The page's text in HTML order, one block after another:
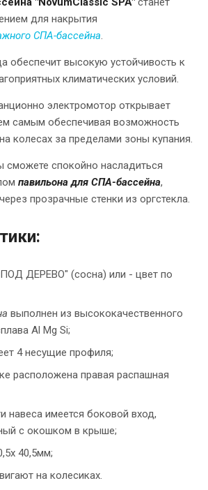
для накрытия
СПА-бассейна.
обеспечит высокую устойчивость к
климатических условий.
электромотор открывает
самым обеспечивая возможность
колесах за пределами зоны купания.
сможете спокойно насладиться
павильона для СПА-бассейна,
прозрачные стенки из оргстекла.
ДЕРЕВО" (сосна) или - цвет по
выполнен из высококачественного
Al Mg Si;
4 несущие профиля;
расположена правая распашная
навеса имеется боковой вход,
с окошком в крыше;
40,5мм;
на колесиках.